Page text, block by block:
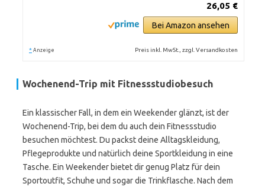
26,05 €
Bei Amazon ansehen
* Anzeige Preis inkl. MwSt., zzgl. Versandkosten
Wochenend-Trip mit Fitnessstudiobesuch
Ein klassischer Fall, in dem ein Weekender glänzt, ist der
Wochenend-Trip, bei dem du auch dein Fitnessstudio
besuchen möchtest. Du packst deine Alltagskleidung,
Pflegeprodukte und natürlich deine Sportkleidung in eine
Tasche. Ein Weekender bietet dir genug Platz für dein
Sportoutfit, Schuhe und sogar die Trinkflasche. Nach dem